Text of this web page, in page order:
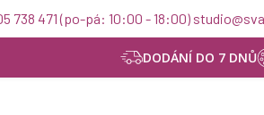
738 471 (po-pá: 10:00 - 18:00)
DODÁNÍ DO 7 DNŮ